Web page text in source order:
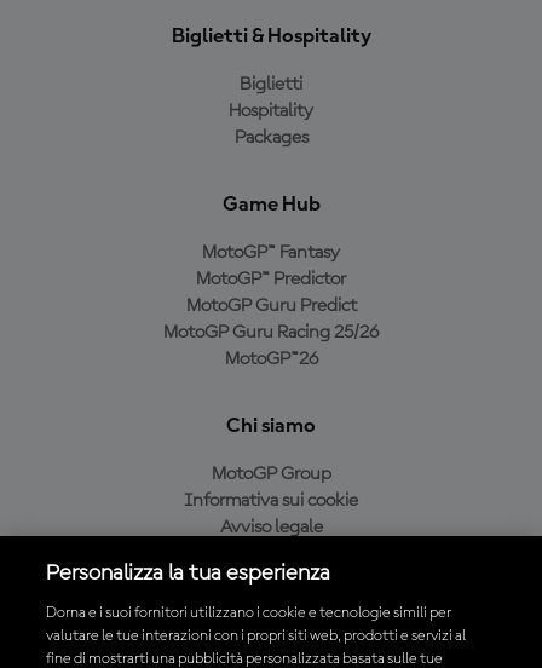
Biglietti & Hospitality
Biglietti
Hospitality
Packages
Game Hub
MotoGP™ Fantasy
MotoGP™ Predictor
MotoGP Guru Predict
MotoGP Guru Racing 25/26
MotoGP™26
Chi siamo
MotoGP Group
Informativa sui cookie
Avviso legale
Condizioni di acquisto
Personalizza la tua esperienza
Dorna e i suoi fornitori utilizzano i cookie e tecnologie simili per
valutare le tue interazioni con i propri siti web, prodotti e servizi al
fine di mostrarti una pubblicità personalizzata basata sulle tue